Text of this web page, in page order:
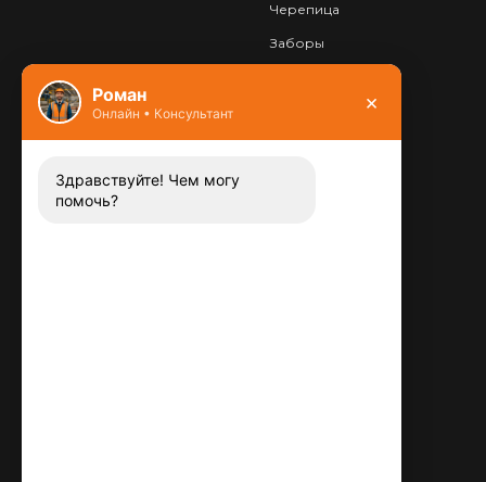
Черепица
Заборы
Контакты
Заказать звонок
Роман
Онлайн • Консультант ×
Здравствуйте! Чем могу
помочь?